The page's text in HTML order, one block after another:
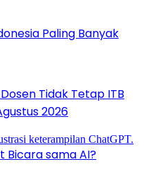
Paling Banyak
Tidak Tetap ITB
2026
Bicara sama AI?